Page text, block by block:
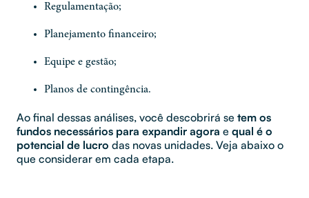
Regulamentação;
Planejamento financeiro;
Equipe e gestão;
Planos de contingência.
Ao final dessas análises, você descobrirá se tem os
fundos necessários para expandir agora e qual é o
potencial de lucro das novas unidades. Veja abaixo o
que considerar em cada etapa.